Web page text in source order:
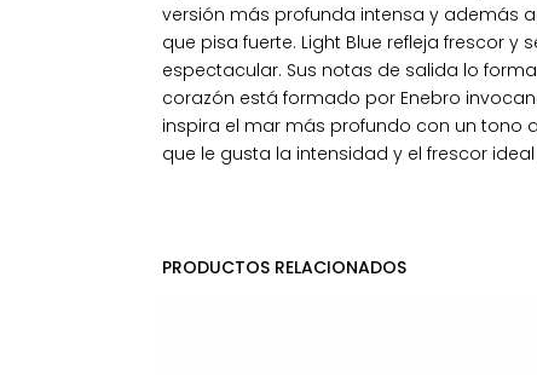
versión más profunda intensa y además
que pisa fuerte. Light Blue refleja frescor
espectacular. Sus notas de salida lo
corazón está formado por Enebro
inspira el mar más profundo con un tono
que le gusta la intensidad y el frescor
PRODUCTOS RELACIONADOS